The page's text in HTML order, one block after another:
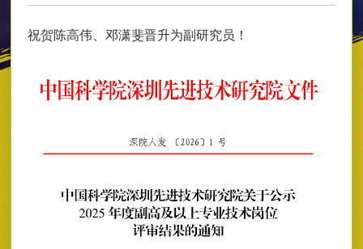
祝贺陈高伟、邓潇斐晋升为副研究员！